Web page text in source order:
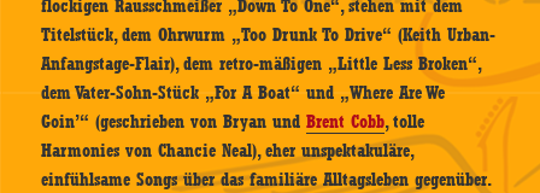
flockigen Rausschmeißer „Down To One“, stehen mit dem
Titelstück, dem Ohrwurm „Too Drunk To Drive“ (Keith Urban-
Anfangstage-Flair), dem retro-mäßigen „Little Less Broken“,
dem Vater-Sohn-Stück „For A Boat“ und „Where Are We
Goin’“ (geschrieben von Bryan undBrent Cobb, tolle
Harmonies von Chancie Neal), eher unspektakuläre,
einfühlsame Songs über das familiäre Alltagsleben gegenüber.